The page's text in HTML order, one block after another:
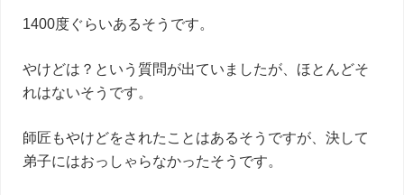
1400度ぐらいあるそうです。
やけどは？という質問が出ていましたが、ほとんどそ
れはないそうです。
師匠もやけどをされたことはあるそうですが、決して
弟子にはおっしゃらなかったそうです。